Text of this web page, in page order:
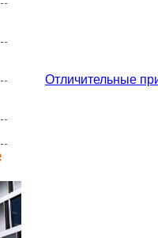
Отличительные